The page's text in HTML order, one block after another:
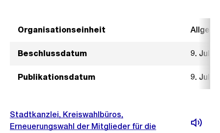
Organisationseinheit
Beschlussdatum 9. Juli
Publikationsdatum 9. Juli
Stadtkanzlei, Kreiswahlbüros,
Erneuerungswahl der Mitglieder für die